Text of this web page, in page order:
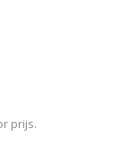
prijs.